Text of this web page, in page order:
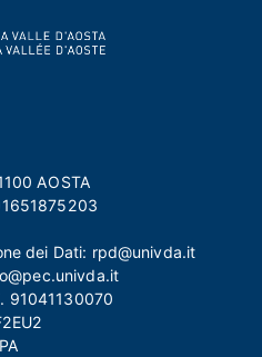
AOSTA
dei Dati: rpd@univda.it
91041130070